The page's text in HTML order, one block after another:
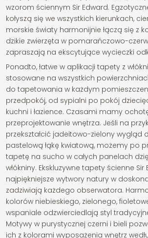
wzorom ściennym Sir Edward.
kołyszą się we wszystkich kierunkach,
morskie światy harmonijnie łączą się z
dzikie zwierzęta w pomarańczowo-
zapraszają na ekscytujące wycieczki
Ponadto, łatwe w aplikacji tapety z
stosowane na wszystkich
do tapetowania w każdym
przedpokój, od sypialni po pokój
kuchni i łazience. Czasami mamy
przeprojektowanie wnętrza. Jeśli na
przekształcić jadeitowo-zielony wygląd
pastelową łąkę kwiatową, możemy po
tapetę na sucho w całych panelach
włókniny. Ekskluzywne tapety ścienne
najpiękniejsze wytwory natury w
zadziwiają każdego obserwatora.
kolorów niebieskiego, zielonego,
wspaniale odzwierciedlają styl
Motywy w purystycznej czerni i bieli
ich z kolorami wyposażenia wnętrz